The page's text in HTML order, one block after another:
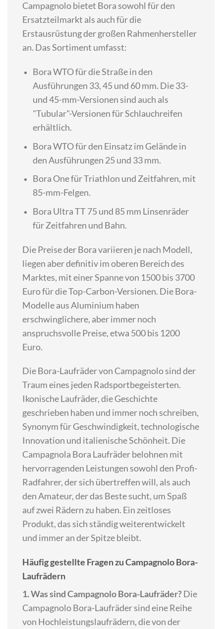
Campagnolo bietet Bora sowohl für den
Ersatzteilmarkt als auch für die
Erstausrüstung der großen Rahmenhersteller
an. Das Sortiment umfasst:
Bora WTO für die Straße in den
Ausführungen 33, 45 und 60 mm. Die 33-
und 45-mm-Versionen sind auch als
"Tubular"-Versionen für Schlauchreifen
erhältlich.
Bora WTO für den Einsatz im Gelände in
den Ausführungen 25 und 33 mm.
Bora One für Triathlon und Zeitfahren, mit
85-mm-Felgen.
Bora Ultra TT 75 und 85 mm Linsenräder
für Zeitfahren und Bahn.
Die Preise der Bora variieren je nach Modell,
liegen aber definitiv im oberen Bereich des
Marktes, mit einer Spanne von 1500 bis 3700
Euro für die Top-Carbon-Versionen. Die Bora-
Modelle aus Aluminium haben
erschwinglichere, aber immer noch
anspruchsvolle Preise, etwa 500 bis 1200
Euro.
Die Bora-Laufräder von Campagnolo sind der
Traum eines jeden Radsportbegeisterten.
Ikonische Laufräder, die Geschichte
geschrieben haben und immer noch schreiben,
Synonym für Geschwindigkeit, technologische
Innovation und italienische Schönheit. Die
Campagnola Bora Laufräder belohnen mit
hervorragenden Leistungen sowohl den Profi-
Radfahrer, der sich übertreffen will, als auch
den Amateur, der das Beste sucht, um Spaß
auf zwei Rädern zu haben. Ein zeitloses
Produkt, das sich ständig weiterentwickelt
und immer an der Spitze bleibt.
Häufig gestellte Fragen zu Campagnolo Bora-
Laufrädern
1. Was sind Campagnolo Bora-Laufräder? Die
Campagnolo Bora-Laufräder sind eine Reihe
von Hochleistungslaufrädern, die von der